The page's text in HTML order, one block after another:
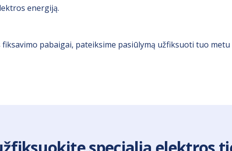
energiją.
pabaigai, pateiksime pasiūlymą užfiksuoti tuo